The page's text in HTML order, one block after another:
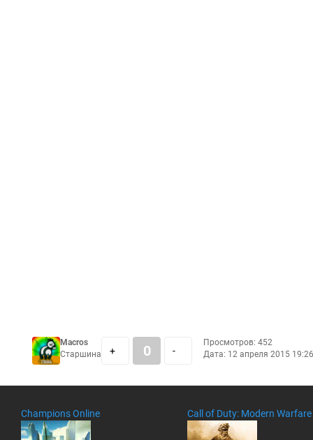
Macros
Старшина
+ 0 -
Просмотров: 452
Дата: 12 апреля 2015 19:26
Champions Online Call of Duty: Modern Warfare